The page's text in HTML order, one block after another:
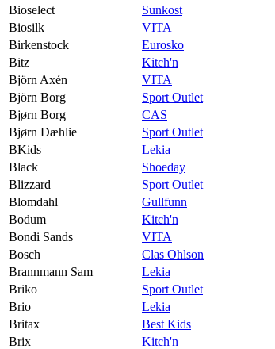
Bioselect
Sunkost
Biosilk
VITA
Birkenstock
Eurosko
Bitz
Kitch'n
Björn Axén
VITA
Björn Borg
Sport Outlet
Bjørn Borg
CAS
Bjørn Dæhlie
Sport Outlet
BKids
Lekia
Black
Shoeday
Blizzard
Sport Outlet
Blomdahl
Gullfunn
Bodum
Kitch'n
Bondi Sands
VITA
Bosch
Clas Ohlson
Brannmann Sam
Lekia
Briko
Sport Outlet
Brio
Lekia
Britax
Best Kids
Brix
Kitch'n